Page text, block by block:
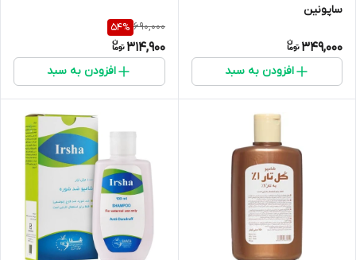
ساپونین
349,000
افزودن به سبد
690,000
54%
314,900
افزودن به سبد